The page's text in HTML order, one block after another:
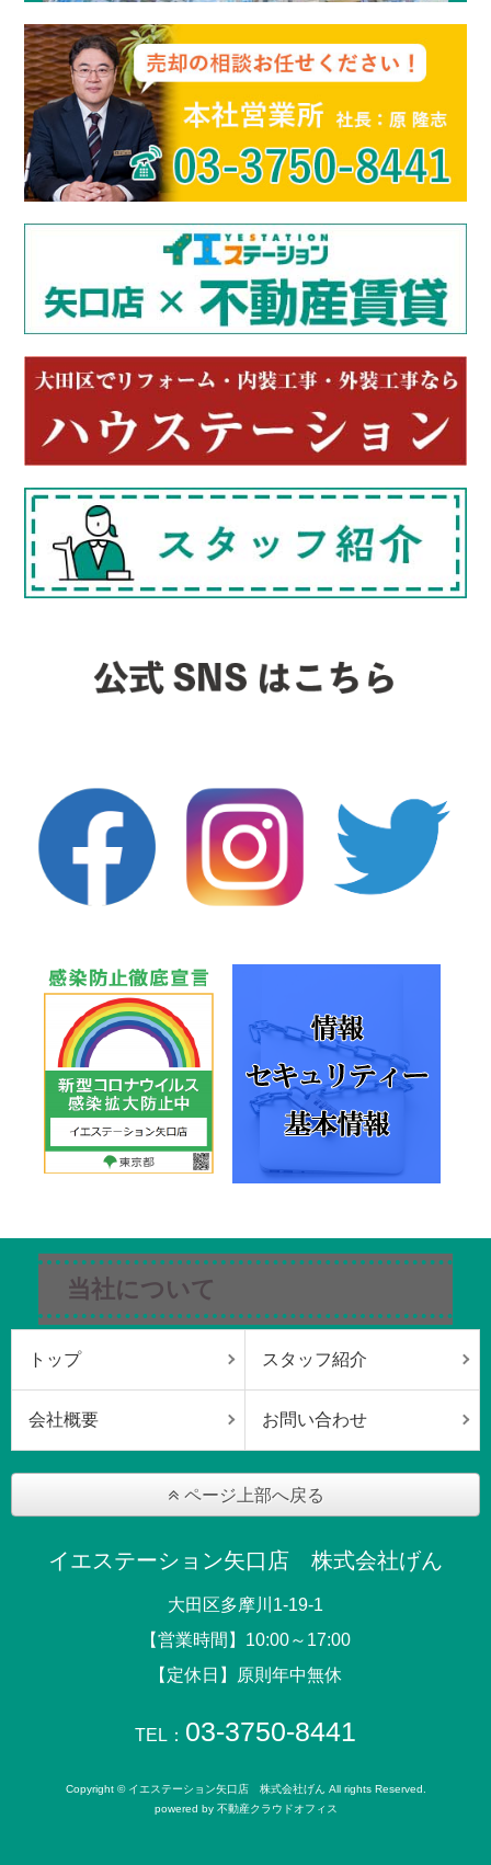
当社について
トップ スタッフ紹介
会社概要 お問い合わせ
ページ上部へ戻る
イエステーション矢口店 株式会社げん
大田区多摩川1-19-1
【営業時間】10:00～17:00
【定休日】原則年中無休
TEL： 03-3750-8441
Copyright © イエステーション矢口店 株式会社げん All rights Reserved.
powered by 不動産クラウドオフィス